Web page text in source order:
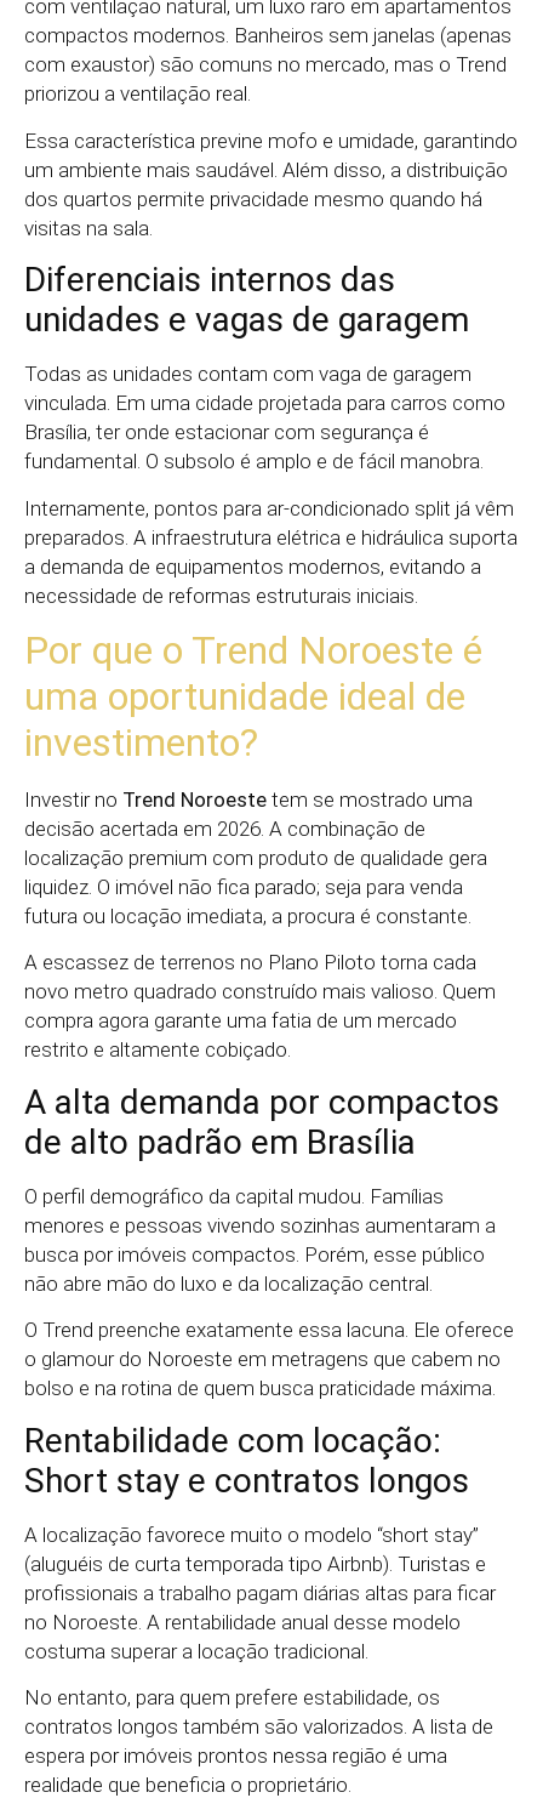
com ventilação natural, um luxo raro em apartamentos
compactos modernos. Banheiros sem janelas (apenas
com exaustor) são comuns no mercado, mas o Trend
priorizou a ventilação real.
Essa característica previne mofo e umidade, garantindo
um ambiente mais saudável. Além disso, a distribuição
dos quartos permite privacidade mesmo quando há
visitas na sala.
Diferenciais internos das
unidades e vagas de garagem
Todas as unidades contam com vaga de garagem
vinculada. Em uma cidade projetada para carros como
Brasília, ter onde estacionar com segurança é
fundamental. O subsolo é amplo e de fácil manobra.
Internamente, pontos para ar-condicionado split já vêm
preparados. A infraestrutura elétrica e hidráulica suporta
a demanda de equipamentos modernos, evitando a
necessidade de reformas estruturais iniciais.
Por que o Trend Noroeste é
uma oportunidade ideal de
investimento?
Investir no Trend Noroeste tem se mostrado uma
decisão acertada em 2026. A combinação de
localização premium com produto de qualidade gera
liquidez. O imóvel não fica parado; seja para venda
futura ou locação imediata, a procura é constante.
A escassez de terrenos no Plano Piloto torna cada
novo metro quadrado construído mais valioso. Quem
compra agora garante uma fatia de um mercado
restrito e altamente cobiçado.
A alta demanda por compactos
de alto padrão em Brasília
O perfil demográfico da capital mudou. Famílias
menores e pessoas vivendo sozinhas aumentaram a
busca por imóveis compactos. Porém, esse público
não abre mão do luxo e da localização central.
O Trend preenche exatamente essa lacuna. Ele oferece
o glamour do Noroeste em metragens que cabem no
bolso e na rotina de quem busca praticidade máxima.
Rentabilidade com locação:
Short stay e contratos longos
A localização favorece muito o modelo “short stay”
(aluguéis de curta temporada tipo Airbnb). Turistas e
profissionais a trabalho pagam diárias altas para ficar
no Noroeste. A rentabilidade anual desse modelo
costuma superar a locação tradicional.
No entanto, para quem prefere estabilidade, os
contratos longos também são valorizados. A lista de
espera por imóveis prontos nessa região é uma
realidade que beneficia o proprietário.